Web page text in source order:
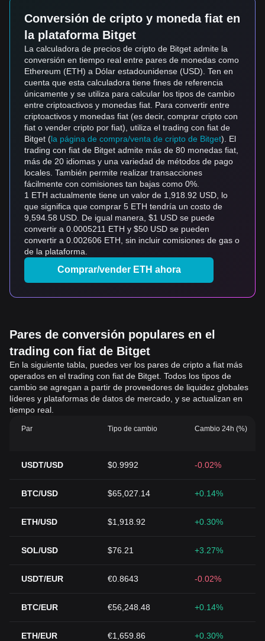
Conversión de cripto y moneda fiat en
la plataforma Bitget
La calculadora de precios de cripto de Bitget admite la
conversión en tiempo real entre pares de monedas como
Ethereum (ETH) a Dólar estadounidense (USD). Ten en
cuenta que esta calculadora tiene fines de referencia
únicamente y se utiliza para calcular los tipos de cambio
entre criptoactivos y monedas fiat. Para convertir entre
criptoactivos y monedas fiat (es decir, comprar cripto con
fiat o vender cripto por fiat), utiliza el trading con fiat de
Bitget (la página de compra/venta de cripto de Bitget). El
trading con fiat de Bitget admite más de 80 monedas fiat,
más de 20 idiomas y una variedad de métodos de pago
locales. También permite realizar transacciones
fácilmente con comisiones tan bajas como 0%.
1 ETH actualmente tiene un valor de 1,918.92 USD, lo
que significa que comprar 5 ETH tendría un costo de
9,594.58 USD. De igual manera, $1 USD se puede
convertir a 0.0005211 ETH y $50 USD se pueden
convertir a 0.002606 ETH, sin incluir comisiones de gas o
de la plataforma.
Comprar/vender ETH ahora
Pares de conversión populares en el
trading con fiat de Bitget
En la siguiente tabla, puedes ver los pares de cripto a fiat más
operados en el trading con fiat de Bitget. Todos los tipos de
cambio se agregan a partir de proveedores de liquidez globales
líderes y plataformas de datos de mercado, y se actualizan en
tiempo real.
Par Tipo de cambio Cambio 24h (%)
USDT/USD $0.9992 -0.02%
BTC/USD $65,027.14 +0.14%
ETH/USD $1,918.92 +0.30%
SOL/USD $76.21 +3.27%
USDT/EUR €0.8643 -0.02%
BTC/EUR €56,248.48 +0.14%
ETH/EUR €1,659.86 +0.30%